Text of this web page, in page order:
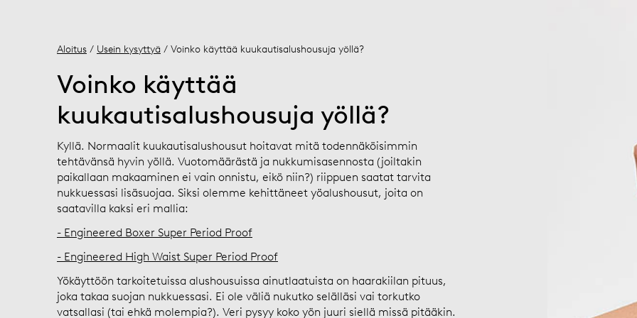
Aloitus / Usein kysyttyä / Voinko käyttää kuukautisalushousuja yöllä?
Voinko käyttää
kuukautisalushousuja yöllä?
Kyllä. Normaalit kuukautisalushousut hoitavat mitä todennäköisimmin
tehtävänsä hyvin yöllä. Vuotomäärästä ja nukkumisasennosta (joiltakin
paikallaan makaaminen ei vain onnistu, eikö niin?) riippuen saatat tarvita
nukkuessasi lisäsuojaa. Siksi olemme kehittäneet yöalushousut, joita on
saatavilla kaksi eri mallia:
- Engineered Boxer Super Period Proof
- Engineered High Waist Super Period Proof
Yökäyttöön tarkoitetuissa alushousuissa ainutlaatuista on haarakiilan pituus,
joka takaa suojan nukkuessasi. Ei ole väliä nukutko selälläsi vai torkutko
vatsallasi (tai ehkä molempia?). Veri pysyy koko yön juuri siellä missä pitääkin.